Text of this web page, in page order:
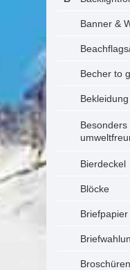
Banner &
Becher to
Besonders
Bierdeckel
Blöcke
Briefpapier